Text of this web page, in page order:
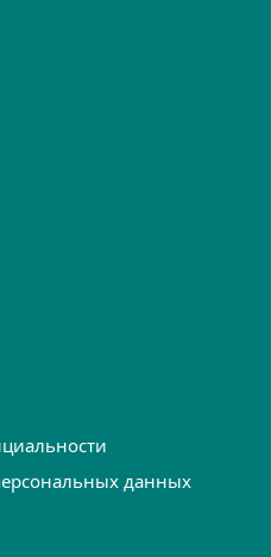
данных